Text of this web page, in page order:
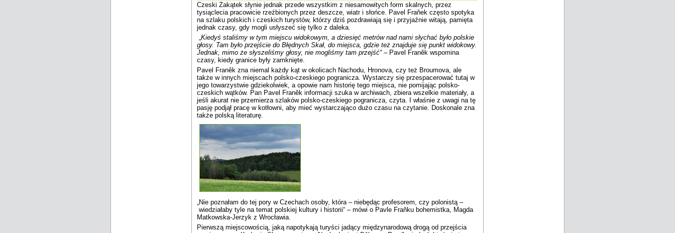
Czeski Zakątek słynie jednak przede wszystkim z niesamowitych form skalnych, przez
tysiąclecia pracowicie rzeźbionych przez deszcze, wiatr i słońce. Pavel Fraňek często spotyka
na szlaku polskich i czeskich turystów, którzy dziś pozdrawiają się i przyjaźnie witają, pamięta
jednak czasy, gdy mogli usłyszeć się tylko z daleka.
Kiedyś staliśmy w tym miejscu widokowym, a dziesięć metrów nad nami słychać było polskie
głosy. Tam było przejście do Błędnych Skał, do miejsca, gdzie też znajduje się punkt widokowy.
Jednak, mimo że słyszeliśmy głosy, nie mogliśmy tam przejść“ – Pavel Franěk wspomina
czasy, kiedy granice były zamknięte.
Pavel Franěk zna niemal każdy kąt w okolicach Nachodu, Hronova, czy też Broumova, ale
także w innych miejscach polsko-czeskiego pogranicza. Wystarczy się przespacerować tutaj w
jego towarzystwie gdziekolwiek, a opowie nam historię tego miejsca, nie pomijając polsko-
czeskich wątków. Pan Pavel Franěk informacji szuka w archiwach, zbiera wszelkie materiały, a
jeśli akurat nie przemierza szlaków polsko-czeskiego pogranicza, czyta. I właśnie z uwagi na tę
pasję podjął pracę w kotłowni, aby mieć wystarczająco dużo czasu na czytanie. Doskonale zna
także polską literaturę.
„Nie poznałam do tej pory w Czechach osoby, która – niebędąc profesorem, czy polonistą –
wiedziałaby tyle na temat polskiej kultury i historii“ – mówi o Pavle Fraňku bohemistka, Magda
Matkowska-Jerzyk z Wrocławia.
Pierwszą miejscowością, jaką napotykają turyści jadący międzynarodową drogą od przejścia